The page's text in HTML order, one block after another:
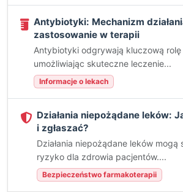
Antybiotyki: Mechanizm
zastosowanie w terapii
Antybiotyki odgrywają kluczową
umożliwiając skuteczne leczenie...
Informacje o lekach
Działania niepożądane leków:
i zgłaszać?
Działania niepożądane leków mogą
ryzyko dla zdrowia pacjentów....
Bezpieczeństwo farmakoterapii